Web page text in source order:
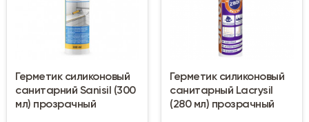
Герметик силиконовый
санитарний Sanisil (300
мл) прозрачный
Герметик силиконовый
санитарный Lacrysil
(280 мл) прозрачный